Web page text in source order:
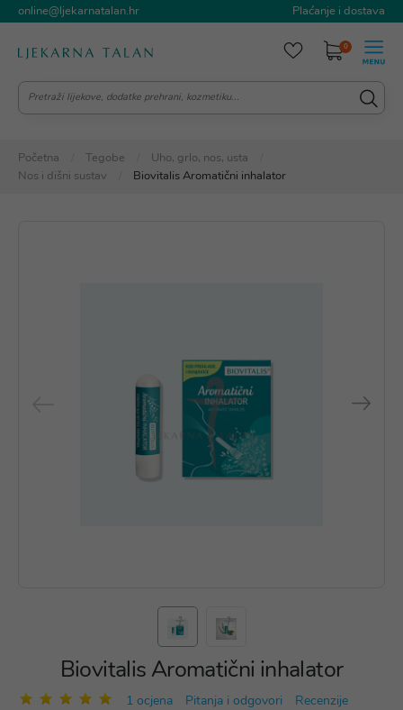
online@ljekarnatalan.hr Plaćanje i dostava
0
Početna Tegobe
Uho, grlo, nos, usta
Nos i dišni sustav
Biovitalis Aromatični inhalator
Biovitalis Aromatični inhalator
1 ocjena Pitanja i odgovori Recenzije